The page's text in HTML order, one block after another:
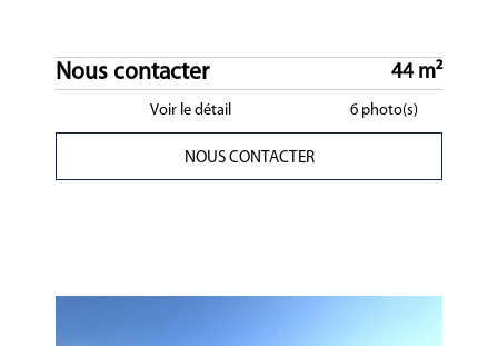
Nous contacter 44 m²
Voir le détail 6 photo(s)
NOUS CONTACTER